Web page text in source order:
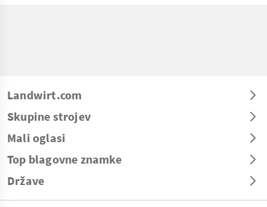
Landwirt.com
Skupine strojev
Mali oglasi
Top blagovne znamke
Države